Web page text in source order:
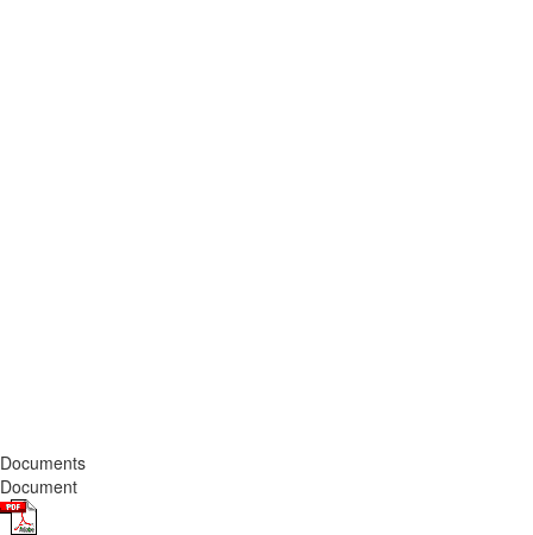
Documents
Document